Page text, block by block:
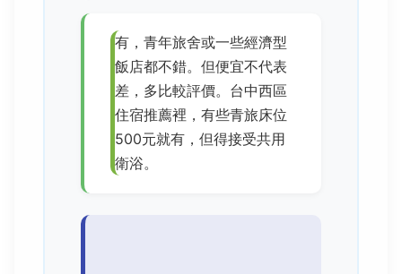
有，青年旅舍或一些經濟型
飯店都不錯。但便宜不代表
差，多比較評價。台中西區
住宿推薦裡，有些青旅床位
500元就有，但得接受共用
衛浴。